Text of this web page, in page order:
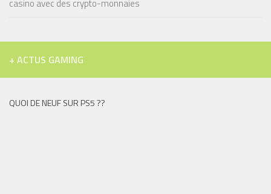
casino avec des crypto-monnaies
+ ACTUS GAMING
QUOI DE NEUF SUR PS5 ??